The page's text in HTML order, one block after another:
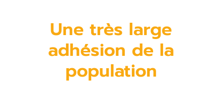
Une très large
adhésion de la
population